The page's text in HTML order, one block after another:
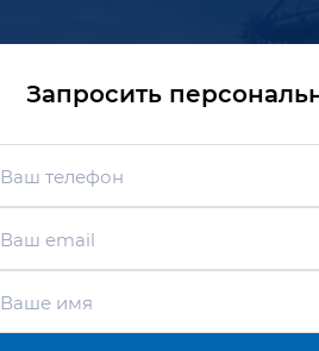
Запросить
Ваш телефон
Ваш email
Ваше имя